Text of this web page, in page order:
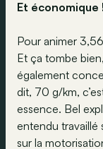
Et économique !
Pour animer
Et ça tombe
également
dit, 70 g/km,
essence. Bel
entendu travaillé
sur la